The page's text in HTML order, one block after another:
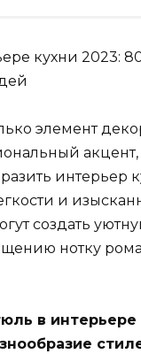
элемент
акцент,
интерьер
и
создать
нотку
в интерьере